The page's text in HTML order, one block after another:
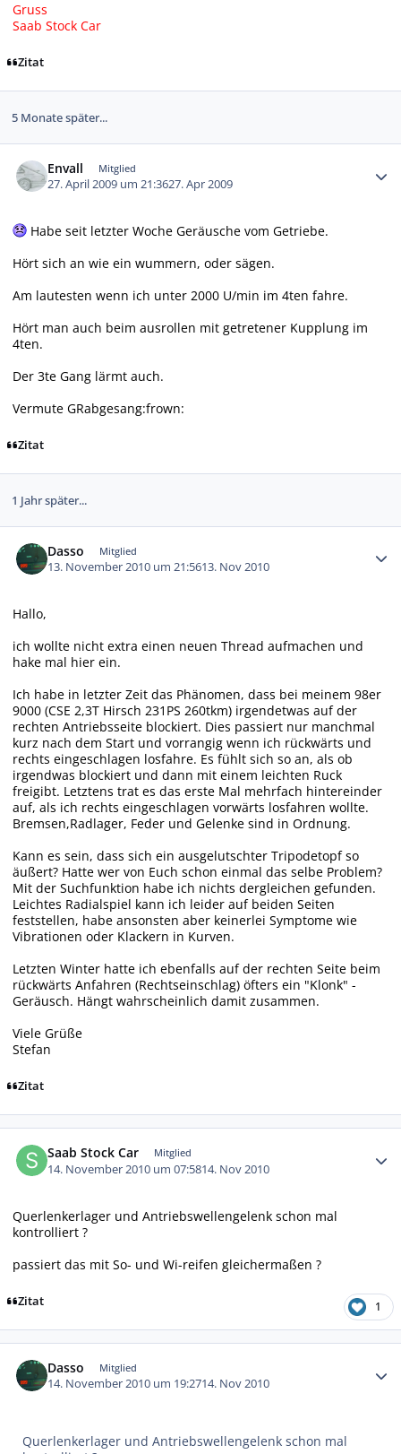
Gruss
Saab Stock Car
Zitat
5 Monate später...
Envall Mitglied
27. April 2009 um 21:3627. Apr 2009
Habe seit letzter Woche Geräusche vom Getriebe.
Hört sich an wie ein wummern, oder sägen.
Am lautesten wenn ich unter 2000 U/min im 4ten fahre.
Hört man auch beim ausrollen mit getretener Kupplung im
4ten.
Der 3te Gang lärmt auch.
Vermute GRabgesang:frown:
Zitat
1 Jahr später...
Dasso Mitglied
13. November 2010 um 21:5613. Nov 2010
Hallo,
ich wollte nicht extra einen neuen Thread aufmachen und
hake mal hier ein.
Ich habe in letzter Zeit das Phänomen, dass bei meinem 98er
9000 (CSE 2,3T Hirsch 231PS 260tkm) irgendetwas auf der
rechten Antriebsseite blockiert. Dies passiert nur manchmal
kurz nach dem Start und vorrangig wenn ich rückwärts und
rechts eingeschlagen losfahre. Es fühlt sich so an, als ob
irgendwas blockiert und dann mit einem leichten Ruck
freigibt. Letztens trat es das erste Mal mehrfach hintereinder
auf, als ich rechts eingeschlagen vorwärts losfahren wollte.
Bremsen,Radlager, Feder und Gelenke sind in Ordnung.
Kann es sein, dass sich ein ausgelutschter Tripodetopf so
äußert? Hatte wer von Euch schon einmal das selbe Problem?
Mit der Suchfunktion habe ich nichts dergleichen gefunden.
Leichtes Radialspiel kann ich leider auf beiden Seiten
feststellen, habe ansonsten aber keinerlei Symptome wie
Vibrationen oder Klackern in Kurven.
Letzten Winter hatte ich ebenfalls auf der rechten Seite beim
rückwärts Anfahren (Rechtseinschlag) öfters ein "Klonk" -
Geräusch. Hängt wahrscheinlich damit zusammen.
Viele Grüße
Stefan
Zitat
Saab Stock Car Mitglied
14. November 2010 um 07:5814. Nov 2010
Querlenkerlager und Antriebswellengelenk schon mal
kontrolliert ?
passiert das mit So- und Wi-reifen gleichermaßen ?
Zitat 1
Dasso Mitglied
14. November 2010 um 19:2714. Nov 2010
Querlenkerlager und Antriebswellengelenk schon mal